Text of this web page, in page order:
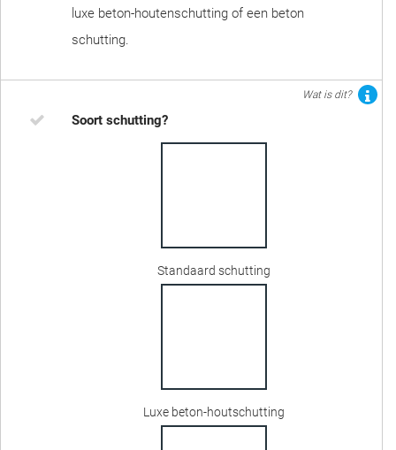
luxe beton-houtenschutting of een beton
schutting.
Wat is dit?
Soort schutting?
Standaard schutting
Luxe beton-houtschutting